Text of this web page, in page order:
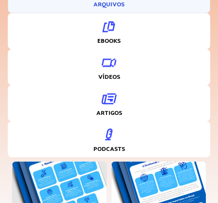
ARQUIVOS
EBOOKS
VÍDEOS
ARTIGOS
PODCASTS